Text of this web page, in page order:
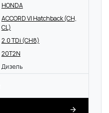
HONDA
ACCORD VI Hatchback (CH,
CL)
2.0 TDi (CH8)
20T2N
Дизель